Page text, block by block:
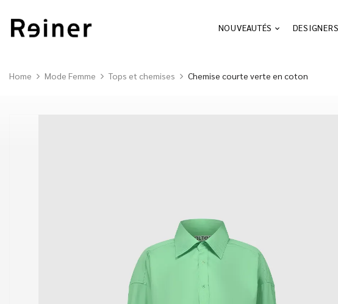
NOUVEAUTÉS DESIGNERS
Home Mode Femme Tops et chemises Chemise courte verte en coton